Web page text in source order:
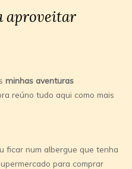
aproveitar
minhas aventuras
reúno tudo aqui como mais
ficar num albergue que tenha
para comprar